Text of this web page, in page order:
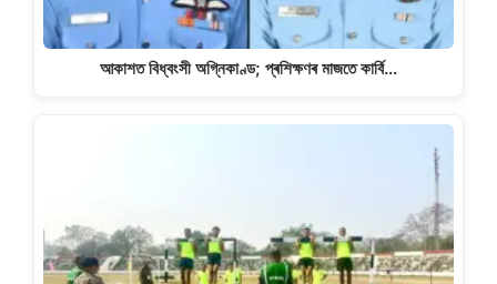
আকাশত বিধ্বংসী অগ্নিকাণ্ড; প্ৰশিক্ষণৰ মাজতে কাৰ্বি…